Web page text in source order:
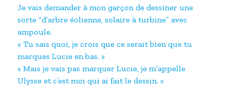
Je vais demander à mon garçon de dessiner une
sorte “d’arbre éolienne, solaire à turbine” avec
ampoule.
« Tu sais quoi, je crois que ce serait bien que tu
marques Lucie en bas. »
« Mais je vais pas marquer Lucie, je m’appelle
Ulysse et c’est moi qui ai fait le dessin. »